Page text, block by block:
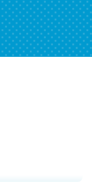
うなと凄く思
。自分はこの流
hit. Shit.